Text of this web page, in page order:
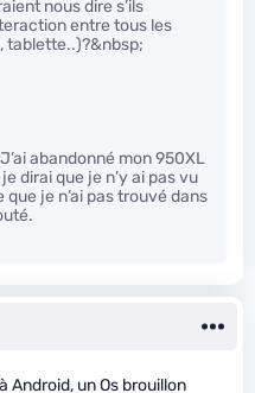
nous dire s’ils
entre tous les
tablette..)?&nbsp;
abandonné mon 950XL
dirai que je n’y ai pas vu
je n’ai pas trouvé dans
Android, un Os brouillon